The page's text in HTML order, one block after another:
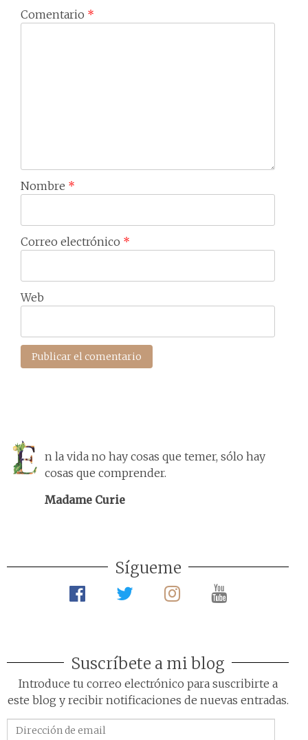
Comentario *
Nombre *
Correo electrónico *
Web
n la vida no hay cosas que temer, sólo hay
cosas que comprender.
Madame Curie
Sígueme
Suscríbete a mi blog
Introduce tu correo electrónico para suscribirte a
este blog y recibir notificaciones de nuevas entradas.